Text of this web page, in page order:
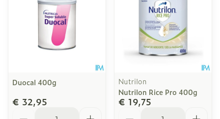
Duocal 400g
€ 32,95
Nutrilon
Nutrilon Rice Pro 400g
€ 19,75